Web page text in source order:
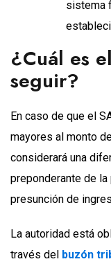
sistema
¿Cuál es
seguir?
En caso de que el
mayores al monto
considerará una
preponderante de
presunción de
La autoridad está
través del buzón